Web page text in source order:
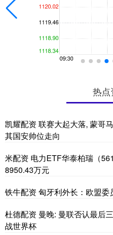
热
凯耀配资 联赛大起大落, 蒙哥
其国安帅位走向
米配资 电力ETF华泰柏瑞（
8950.43万元
铁牛配资 匈牙利外长：欧盟委
杜德配资 曼晚: 曼联否认最后
战世界杯